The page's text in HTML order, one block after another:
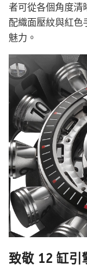
者可從各個角度清
配織面壓紋與紅色
魅力。
致敬 12 缸引